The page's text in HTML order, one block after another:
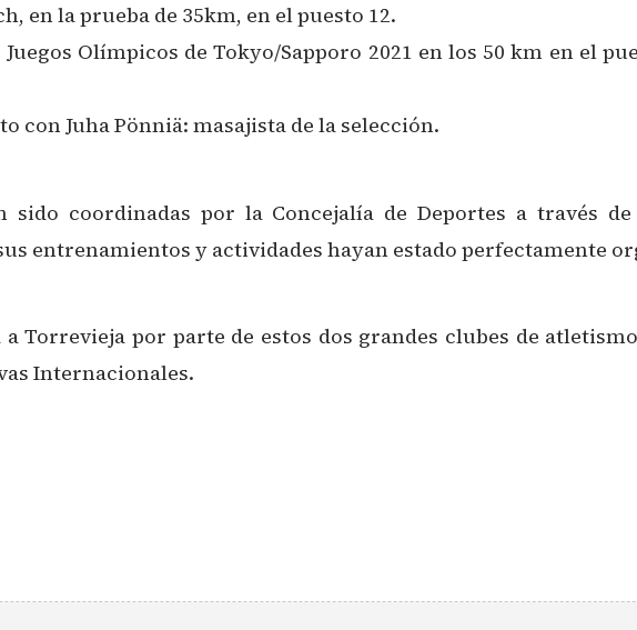
en la prueba de 35km, en el puesto 12.
Olímpicos de Tokyo/Sapporo 2021 en los 50 km en el
con Juha Pönniä: masajista de la selección.
sido coordinadas por la Concejalía de Deportes a través
entrenamientos y actividades hayan estado perfectamente
Torrevieja por parte de estos dos grandes clubes de
Internacionales.